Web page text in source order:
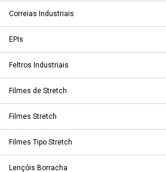
Correias Industriais
EPIs
Feltros Industriais
Filmes de Stretch
Filmes Stretch
Filmes Tipo Stretch
Lençóis Borracha